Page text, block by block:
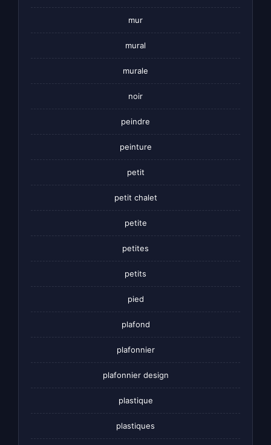
mur
mural
murale
noir
peindre
peinture
petit
petit chalet
petite
petites
petits
pied
plafond
plafonnier
plafonnier design
plastique
plastiques